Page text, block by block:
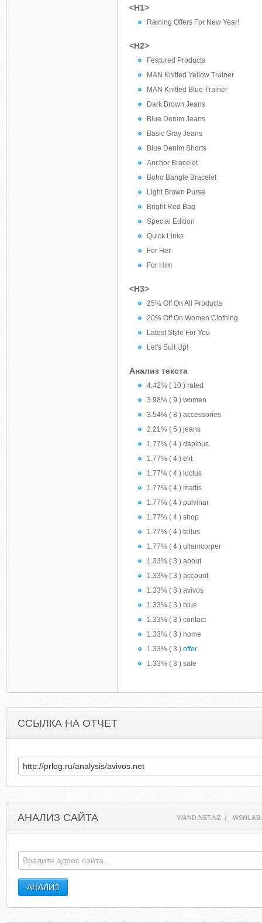
<H1>
Raining Offers For New Year!
<H2>
Featured Products
MAN Knitted Yellow Trainer
MAN Knitted Blue Trainer
Dark Brown Jeans
Blue Denim Jeans
Basic Gray Jeans
Blue Denim Shorts
Anchor Bracelet
Boho Bangle Bracelet
Light Brown Purse
Bright Red Bag
Special Edition
Quick Links
For Her
For Him
<H3>
25% Off On All Products
20% Off On Women Clothing
Latest Style For You
Let's Suit Up!
Анализ текста
4.42% ( 10 ) rated
3.98% ( 9 ) women
3.54% ( 8 ) accessories
2.21% ( 5 ) jeans
1.77% ( 4 ) dapibus
1.77% ( 4 ) elit
1.77% ( 4 ) luctus
1.77% ( 4 ) mattis
1.77% ( 4 ) pulvinar
1.77% ( 4 ) shop
1.77% ( 4 ) tellus
1.77% ( 4 ) ullamcorper
1.33% ( 3 ) about
1.33% ( 3 ) account
1.33% ( 3 ) avivos
1.33% ( 3 ) blue
1.33% ( 3 ) contact
1.33% ( 3 ) home
1.33% ( 3 ) offer
1.33% ( 3 ) sale
ССЫЛКА НА ОТЧЕТ
АНАЛИЗ САЙТА WAND.NET.NZ